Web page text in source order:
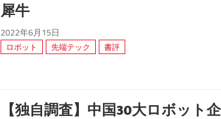
犀牛
2022年6月15日
ロボット 先端テック 書評
【独自調査】中国30大ロボット